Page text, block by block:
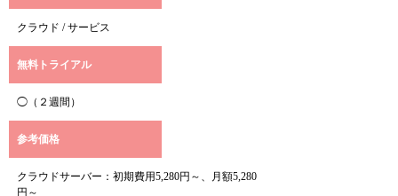
クラウド / サービス
無料トライアル
◯（２週間）
参考価格
クラウドサーバー：初期費用5,280円～、月額5,280
円～